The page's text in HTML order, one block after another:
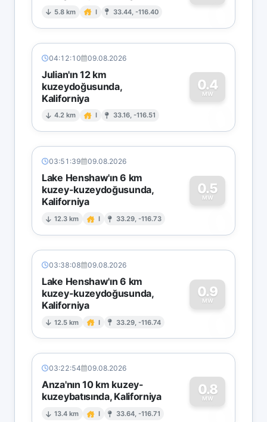
5.8 km I 33.44, -116.40 0
04:12:10 09.08.2026
Julian'ın 12 km
kuzeydoğusunda,
Kaliforniya
4.2 km I 33.16, -116.51
0.4
MW
0
03:51:39 09.08.2026
Lake Henshaw'ın 6 km
kuzey-kuzeydoğusunda,
Kaliforniya
12.3 km I 33.29, -116.73
0.5
MW
0
03:38:08 09.08.2026
Lake Henshaw'ın 6 km
kuzey-kuzeydoğusunda,
Kaliforniya
12.5 km I 33.29, -116.74
0.9
MW
0
03:22:54 09.08.2026
Anza'nın 10 km kuzey-
kuzeybatısında, Kaliforniya
13.4 km I 33.64, -116.71
0.8
MW